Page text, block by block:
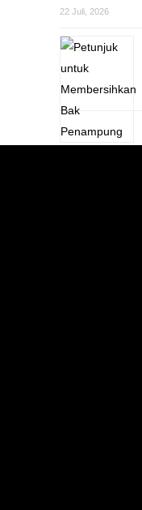
22 Juli, 2026